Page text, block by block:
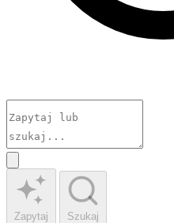
Zapytaj Szukaj